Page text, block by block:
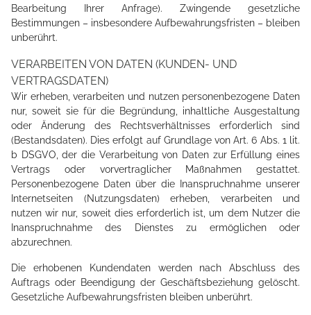
Bearbeitung Ihrer Anfrage). Zwingende gesetzliche
Bestimmungen – insbesondere Aufbewahrungsfristen – bleiben
unberührt.
VERARBEITEN VON DATEN (KUNDEN- UND
VERTRAGSDATEN)
Wir erheben, verarbeiten und nutzen personenbezogene Daten
nur, soweit sie für die Begründung, inhaltliche Ausgestaltung
oder Änderung des Rechtsverhältnisses erforderlich sind
(Bestandsdaten). Dies erfolgt auf Grundlage von Art. 6 Abs. 1 lit.
b DSGVO, der die Verarbeitung von Daten zur Erfüllung eines
Vertrags oder vorvertraglicher Maßnahmen gestattet.
Personenbezogene Daten über die Inanspruchnahme unserer
Internetseiten (Nutzungsdaten) erheben, verarbeiten und
nutzen wir nur, soweit dies erforderlich ist, um dem Nutzer die
Inanspruchnahme des Dienstes zu ermöglichen oder
abzurechnen.
Die erhobenen Kundendaten werden nach Abschluss des
Auftrags oder Beendigung der Geschäftsbeziehung gelöscht.
Gesetzliche Aufbewahrungsfristen bleiben unberührt.